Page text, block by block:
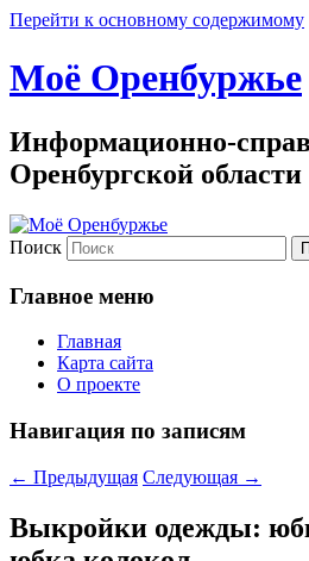
Перейти к основному содержимому
Моё Оренбуржье
Информационно-
Оренбургской области
Поиск
Главное меню
Главная
Карта сайта
О проекте
Навигация по записям
← Предыдущая Следующая →
Выкройки одежды: